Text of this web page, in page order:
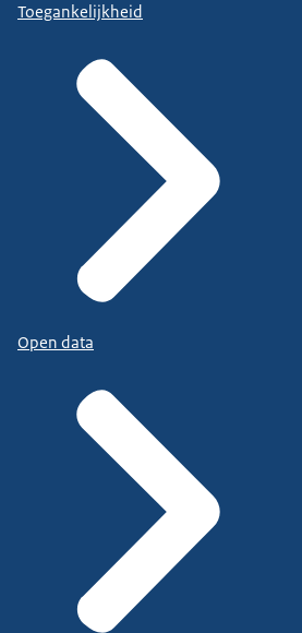
Toegankelijkheid
Open data